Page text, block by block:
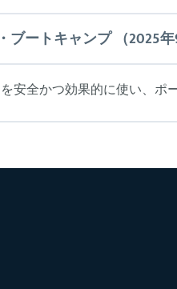
ートキャンプ （2025年
安全かつ効果的に使い、